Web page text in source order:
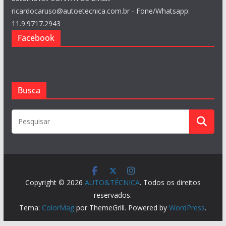
ricardocaruso@autoetecnica.com.br - Fone/Whatsapp:
11.9.9717.2943
Facebook
Busca
Copyright © 2026 AUTO&TÉCNICA. Todos os direitos
reservados.
Tema: ColorMag por ThemeGrill. Powered byWordPress.